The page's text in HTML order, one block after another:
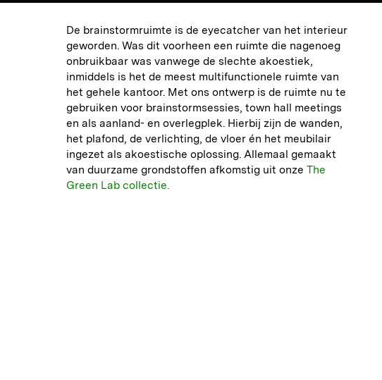
De brainstormruimte is de eyecatcher van het interieur
geworden. Was dit voorheen een ruimte die nagenoeg
onbruikbaar was vanwege de slechte akoestiek,
inmiddels is het de meest multifunctionele ruimte van
het gehele kantoor. Met ons ontwerp is de ruimte nu te
gebruiken voor brainstormsessies, town hall meetings
en als aanland- en overlegplek. Hierbij zijn de wanden,
het plafond, de verlichting, de vloer én het meubilair
ingezet als akoestische oplossing. Allemaal gemaakt
van duurzame grondstoffen afkomstig uit onze The
Green Lab collectie.